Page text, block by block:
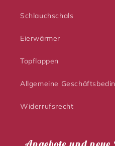
Schlauchschals
Eierwärmer
Topflappen
Allgemeine
Widerrufsrecht